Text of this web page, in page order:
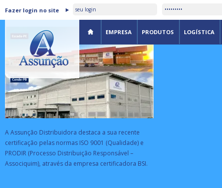
Fazer login no site
EMPRESA PRODUTOS LOGÍSTICA
ASSUNÇÃO DISTRIBUIDORA É
CERTIFICADA PELA BSI
A Assunção Distribuidora destaca a sua recente
certificação pelas normas ISO 9001 (Qualidade) e
PRODIR (Processo Distribuição Responsável –
Associquim), através da empresa certificadora BSI.